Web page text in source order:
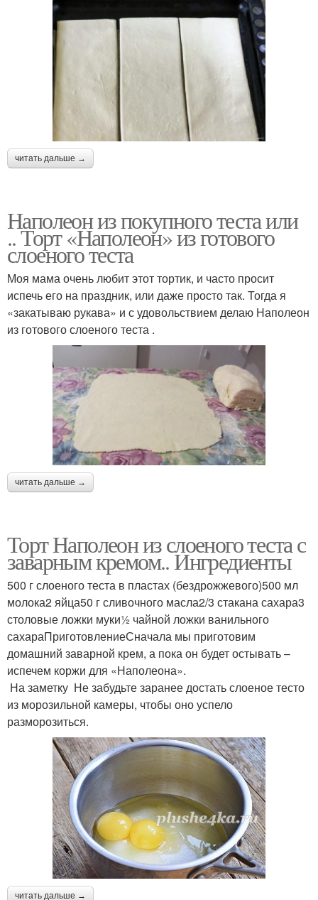
читать дальше →
Наполеон из покупного теста или
.. Торт «Наполеон» из готового
слоеного теста
Моя мама очень любит этот тортик, и часто просит
испечь его на праздник, или даже просто так. Тогда я
«закатываю рукава» и с удовольствием делаю Наполеон
из готового слоеного теста .
читать дальше →
Торт Наполеон из слоеного теста с
заварным кремом.. Ингредиенты
500 г слоеного теста в пластах (бездрожжевого)500 мл
молока2 яйца50 г сливочного масла2/3 стакана сахара3
столовые ложки муки½ чайной ложки ванильного
сахараПриготовлениеСначала мы приготовим
домашний заварной крем, а пока он будет остывать –
испечем коржи для «Наполеона».
На заметку Не забудьте заранее достать слоеное тесто
из морозильной камеры, чтобы оно успело
разморозиться.
читать дальше →